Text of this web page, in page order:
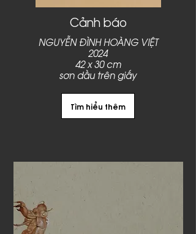
Cảnh báo
NGUYỄN ĐÌNH HOÀNG VIỆT
2024
42 x 30 cm
sơn dầu trên giấy
Tìm hiểu thêm